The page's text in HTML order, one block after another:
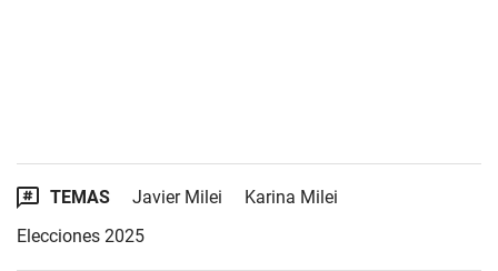
TEMAS Javier Milei
Karina Milei
Elecciones 2025